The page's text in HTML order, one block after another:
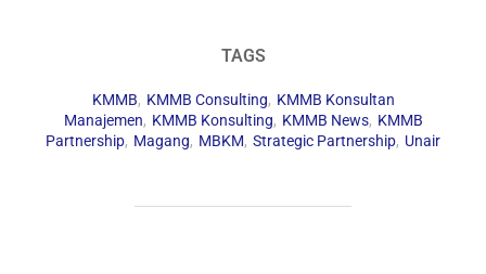
TAGS
KMMB, KMMB Consulting, KMMB Konsultan
Manajemen, KMMB Konsulting, KMMB News, KMMB
Partnership, Magang, MBKM, Strategic Partnership, Unair